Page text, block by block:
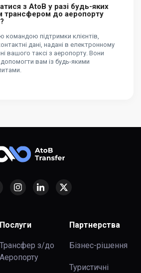
з AtoB у разі будь-яких
трансфером до аеропорту
командою підтримки клієнтів,
дані, надані в електронному
вашого таксі з аеропорту. Вони
вам із будь-якими
Послуги
Трансфер з/до
Аеропорту
Партнерства
Бізнес-рішення
Туристичні